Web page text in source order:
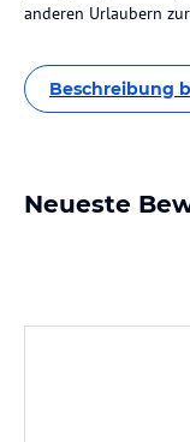
anderen Urlaubern
Beschreibung
Neueste